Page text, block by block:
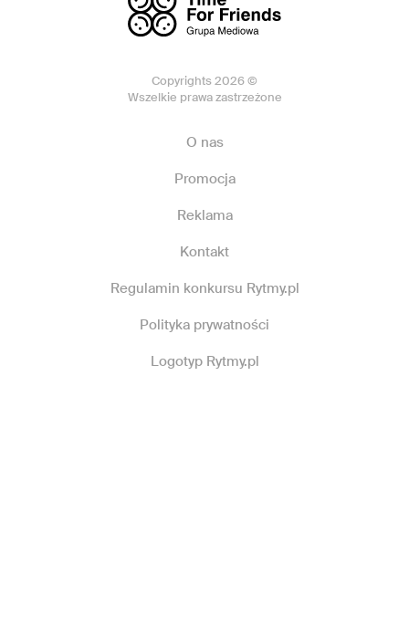
Copyrights 2026 ©
Wszelkie prawa zastrzeżone
O nas
Promocja
Reklama
Kontakt
Regulamin konkursu Rytmy.pl
Polityka prywatności
Logotyp Rytmy.pl